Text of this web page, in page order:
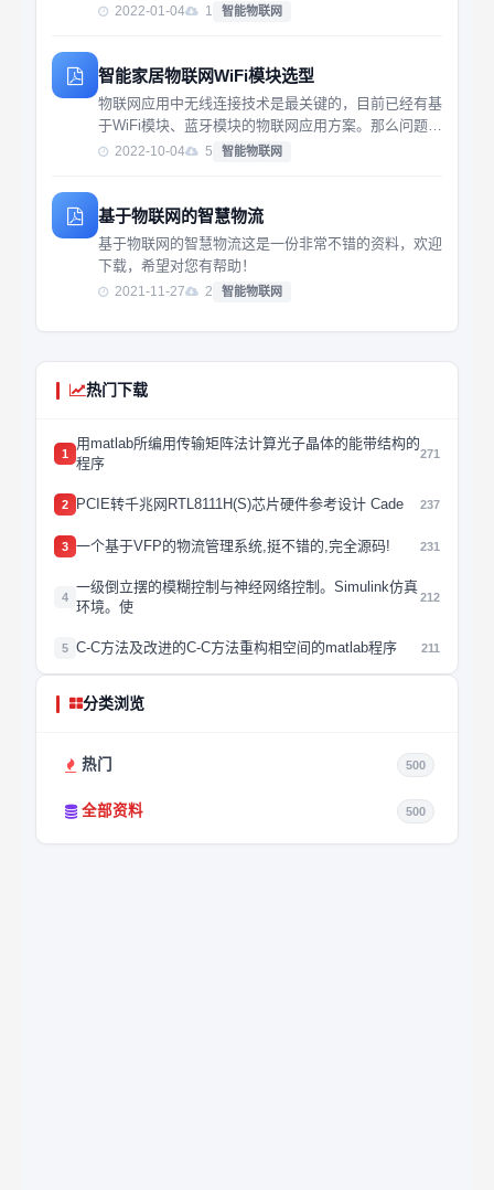
2022-01-04 1 智能物联网
智能家居物联网WiFi模块选型
物联网应用中无线连接技术是最关键的，目前已经有基
于WiFi模块、蓝牙模块的物联网应用方案。那么问题来
了，智能家居中的物联网WiFi模块选型有哪些注意点
2022-10-04 5 智能物联网
基于物联网的智慧物流
基于物联网的智慧物流这是一份非常不错的资料，欢迎
下载，希望对您有帮助！
2021-11-27 2 智能物联网
热门下载
1
用matlab所编用传输矩阵法计算光子晶体的能带结构的
程序
271
2 PCIE转千兆网RTL8111H(S)芯片硬件参考设计 Cade 237
3 一个基于VFP的物流管理系统,挺不错的,完全源码! 231
4
一级倒立摆的模糊控制与神经网络控制。Simulink仿真
环境。使
212
5 C-C方法及改进的C-C方法重构相空间的matlab程序 211
分类浏览
热门 500
全部资料 500